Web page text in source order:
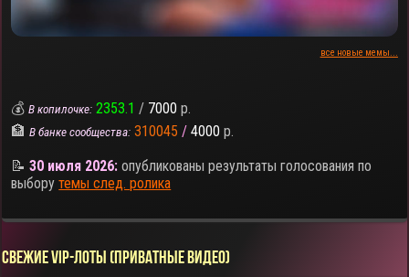
все новые мемы...
💰В копилочке: 2353.1 / 7000 р.
🏦В банке сообщества: 310045 / 4000 р.
📝30 июля 2026: опубликованы результаты голосования по
выборутемы след. ролика
СВЕЖИЕ VIP-ЛОТЫ (ПРИВАТНЫЕ ВИДЕО)